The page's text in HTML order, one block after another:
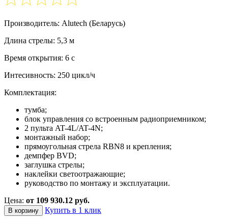
Производитель: Alutech (Беларусь)
Длина стрелы: 5,3 м
Время открытия: 6 c
Интесивность: 250 цикл/ч
Комплектация:
тумба;
блок управления со встроенным радиоприемником;
2 пульта AT-4L/AT-4N;
монтажный набор;
прямоугольная стрела RBN8 и крепления;
демпфер BVD;
заглушка стрелы;
наклейки светоотражающие;
руководство по монтажу и эксплуатации.
Цена: от 109 930.12 руб.
В корзину Купить в 1 клик